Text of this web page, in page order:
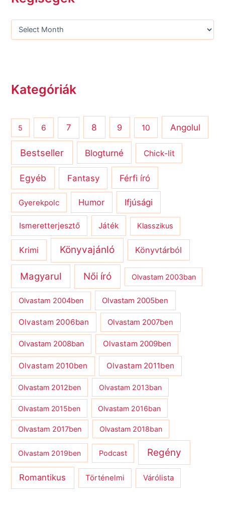
Kategóriák
5 6 7 8 9 10 Angolul
Bestseller Blogturné Chick-lit
Egyéb Fantasy Férfi író
Gyerekpolc Humor Ifjúsági
Ismeretterjesztő Játék Klasszikus
Krimi Könyvajánló Könyvtárból
Magyarul Női író Olvastam 2003ban
Olvastam 2004ben Olvastam 2005ben
Olvastam 2006ban Olvastam 2007ben
Olvastam 2008ban Olvastam 2009ben
Olvastam 2010ben Olvastam 2011ben
Olvastam 2012ben Olvastam 2013ban
Olvastam 2015ben Olvastam 2016ban
Olvastam 2017ben Olvastam 2018ban
Olvastam 2019ben Podcast Regény
Romantikus Történelmi Várólista